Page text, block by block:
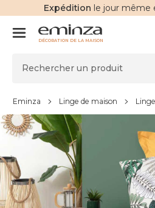
Expédition le jour même
DÉCORATION DE LA MAISON
Eminza Linge de maison